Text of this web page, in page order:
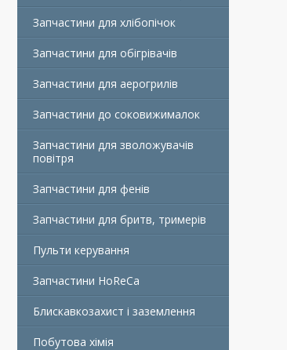
Запчастини для хлібопічок
Запчастини для обігрівачів
Запчастини для аерогрилів
Запчастини до соковижималок
Запчастини для зволожувачів
повітря
Запчастини для фенів
Запчастини для бритв, тримерів
Пульти керування
Запчастини HoReCa
Блискавкозахист і заземлення
Побутова хімія